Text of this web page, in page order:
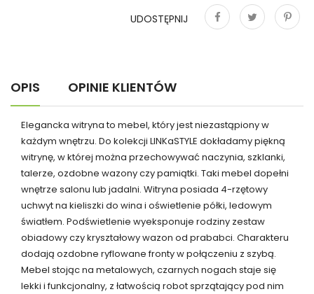
UDOSTĘPNIJ
UdostępnijTweetuj Pinterest
OPIS OPINIE KLIENTÓW
Elegancka witryna to mebel, który jest niezastąpiony w
każdym wnętrzu. Do kolekcji LINKaSTYLE dokładamy piękną
witrynę, w której można przechowywać naczynia, szklanki,
talerze, ozdobne wazony czy pamiątki. Taki mebel dopełni
wnętrze salonu lub jadalni. Witryna posiada 4-rzętowy
uchwyt na kieliszki do wina i oświetlenie półki, ledowym
światłem. Podświetlenie wyeksponuje rodziny zestaw
obiadowy czy kryształowy wazon od prababci. Charakteru
dodają ozdobne ryflowane fronty w połączeniu z szybą.
Mebel stojąc na metalowych, czarnych nogach staje się
lekki i funkcjonalny, z łatwością robot sprzątający pod nim